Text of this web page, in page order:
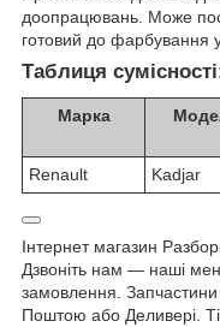
доопрацювань. Може
готовий до фарбування у
Таблиця
Марка
Renault
Kadjar
Інтернет магазин
Дзвоніть нам — наші
замовлення.
Поштою або Деливері.